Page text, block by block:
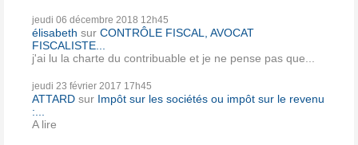
jeudi 06 décembre 2018 12h45
élisabeth sur CONTRÔLE FISCAL, AVOCAT
FISCALISTE...
j'ai lu la charte du contribuable et je ne pense pas que...
jeudi 23 février 2017 17h45
ATTARD sur Impôt sur les sociétés ou impôt sur le revenu
:...
A lire